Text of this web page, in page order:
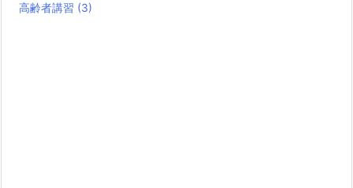
高齢者講習 (3)